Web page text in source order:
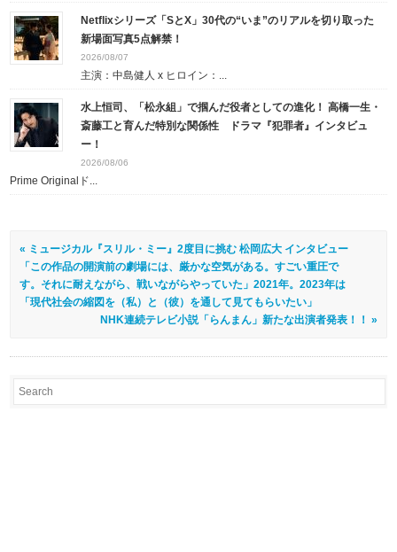
Netflixシリーズ「SとX」30代の“いま”のリアルを切り取った
新場面写真5点解禁！
2026/08/07
主演：中島健人 x ヒロイン：...
水上恒司、「松永組」で掴んだ役者としての進化！ 高橋一生・
斎藤工と育んだ特別な関係性 ドラマ『犯罪者』インタビュ
ー！
2026/08/06
Prime Originalド...
« ミュージカル『スリル・ミー』2度目に挑む 松岡広大 インタビュー
「この作品の開演前の劇場には、厳かな空気がある。すごい重圧で
す。それに耐えながら、戦いながらやっていた」2021年。2023年は
「現代社会の縮図を（私）と（彼）を通して見てもらいたい」
NHK連続テレビ小説「らんまん」新たな出演者発表！！ »